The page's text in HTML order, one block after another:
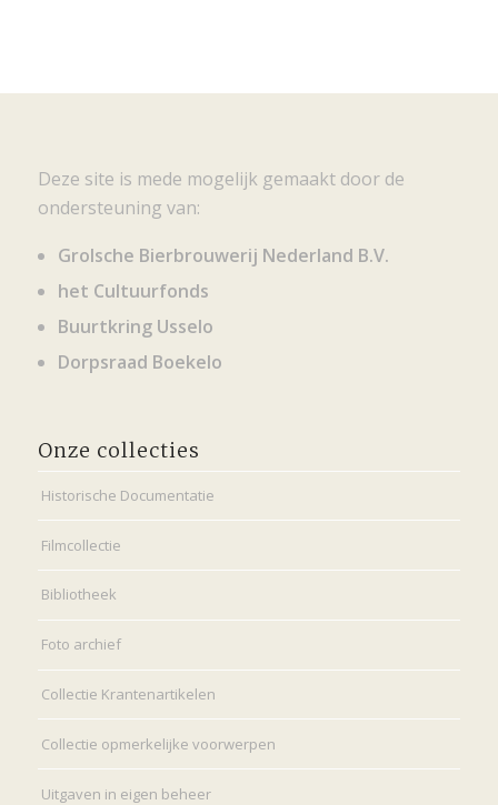
Deze site is mede mogelijk gemaakt door de
ondersteuning van:
Grolsche Bierbrouwerij Nederland B.V.
het Cultuurfonds
Buurtkring Usselo
Dorpsraad Boekelo
Onze collecties
Historische Documentatie
Filmcollectie
Bibliotheek
Foto archief
Collectie Krantenartikelen
Collectie opmerkelijke voorwerpen
Uitgaven in eigen beheer